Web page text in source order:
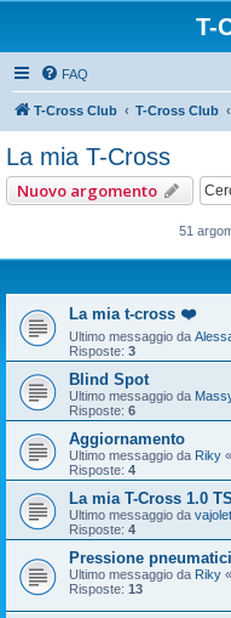
T-
FAQ
T-Cross Club T-Cross Club
La mia T-Cross
Nuovo argomento
51
La mia t-cross ❤️
Ultimo messaggio da
Risposte: 3
Blind Spot
Ultimo messaggio da
Risposte: 6
Aggiornamento
Ultimo messaggio da Riky «
Risposte: 4
La mia T-Cross 1.0
Ultimo messaggio da vajolet
Risposte: 4
Pressione pneumatici
Ultimo messaggio da Riky «
Risposte: 13